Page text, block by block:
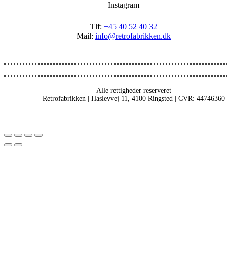
Instagram
Tlf: +45 40 52 40 32
Mail: info@retrofabrikken.dk
Alle rettigheder reserveret
Retrofabrikken | Haslevvej 11, 4100 Ringsted | CVR: 44746360